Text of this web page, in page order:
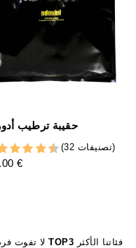
حقيبة ترطيب
(32 تصنيفات)
€
TOP3